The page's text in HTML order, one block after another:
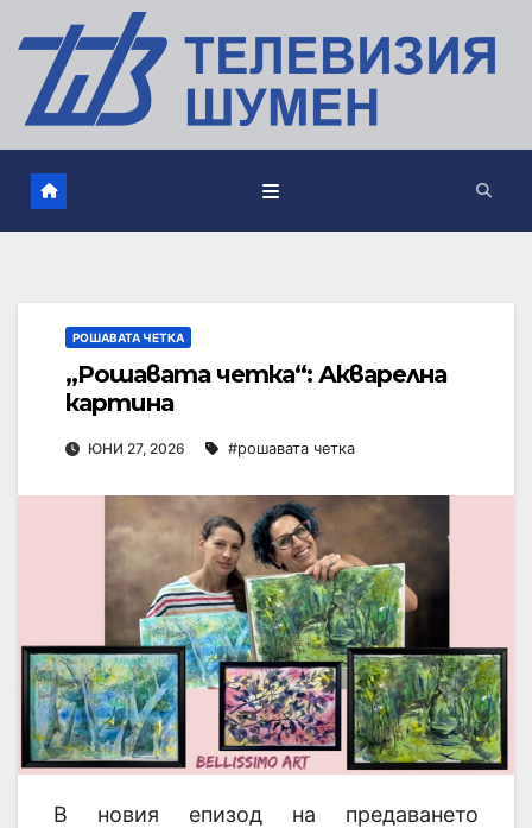
РОШАВАТА ЧЕТКА
„Рошавата четка“: Акварелна
картина
ЮНИ 27, 2026 #рошавата четка
В новия епизод на предаването